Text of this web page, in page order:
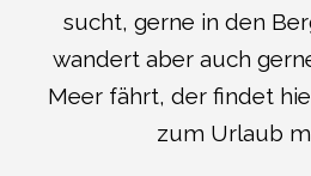
sucht, gerne in den
wandert aber auch
Meer fährt, der findet
zum Urlaub